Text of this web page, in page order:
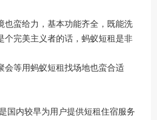
也蛮给力，基本功能齐全，既能洗
个完美主义者的话，蚂蚁短租是非
会等用蚂蚁短租找场地也蛮合适
国内较早为用户提供短租住宿服务